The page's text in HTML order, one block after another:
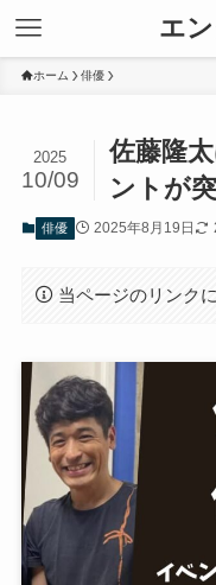
エ
ホーム 俳優
佐藤隆
ントが
2025
10/09
俳優 2025年8月19日
当ページのリンク